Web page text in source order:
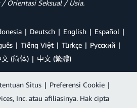
Orientasi Seksual / Usia.
Deutsch English
Español
Tiếng Việt Türkçe
Ρусский
文 (简体) 中文 (繁體)
Situs | Preferensi Cookie |
Inc. atau afiliasinya. Hak cipta